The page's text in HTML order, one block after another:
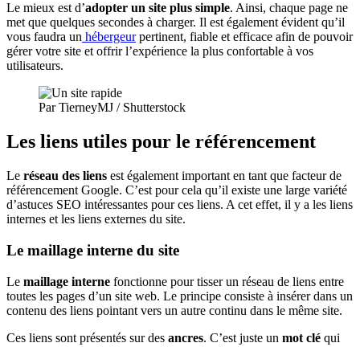
Le mieux est d’adopter un site plus simple. Ainsi, chaque page ne
met que quelques secondes à charger. Il est également évident qu’il
vous faudra un hébergeurpertinent, fiable et efficace afin de pouvoir
gérer votre site et offrir l’expérience la plus confortable à vos
utilisateurs.
Par TierneyMJ / Shutterstock
Les liens utiles pour le référencement
Le réseau des liens est également important en tant que facteur de
référencement Google. C’est pour cela qu’il existe une large variété
d’astuces SEO intéressantes pour ces liens. A cet effet, il y a les liens
internes et les liens externes du site.
Le maillage interne du site
Le maillage interne fonctionne pour tisser un réseau de liens entre
toutes les pages d’un site web. Le principe consiste à insérer dans un
contenu des liens pointant vers un autre continu dans le même site.
Ces liens sont présentés sur des ancres. C’est juste un mot clé qui